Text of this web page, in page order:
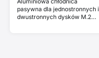
pasywna dla jednostronnych i
dwustronnych dysków M.2